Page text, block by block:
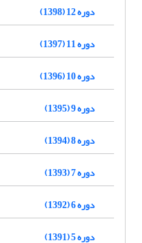
دوره 12 (1398)
دوره 11 (1397)
دوره 10 (1396)
دوره 9 (1395)
دوره 8 (1394)
دوره 7 (1393)
دوره 6 (1392)
دوره 5 (1391)